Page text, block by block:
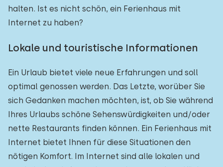
halten. Ist es nicht schön, ein Ferienhaus mit
Internet zu haben?
Lokale und touristische Informationen
Ein Urlaub bietet viele neue Erfahrungen und soll
optimal genossen werden. Das Letzte, worüber Sie
sich Gedanken machen möchten, ist, ob Sie während
Ihres Urlaubs schöne Sehenswürdigkeiten und/oder
nette Restaurants finden können. Ein Ferienhaus mit
Internet bietet Ihnen für diese Situationen den
nötigen Komfort. Im Internet sind alle lokalen und